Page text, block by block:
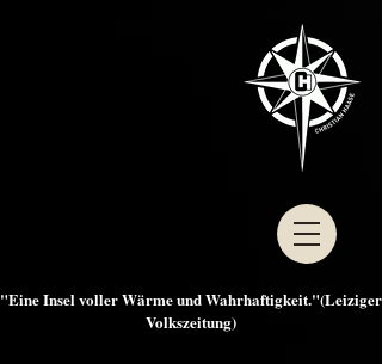
"Eine Insel voller Wärme und Wahrhaftigkeit."(Leiziger
Volkszeitung)